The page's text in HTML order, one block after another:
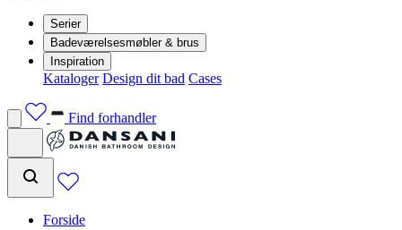
Serier
Badeværelsesmøbler & brus
Inspiration
Kataloger Design dit bad Cases
Find forhandler
Forside